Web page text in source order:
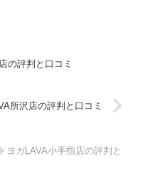
の評判と口コミ
所沢店の評判と口コミ
ヨガLAVA小手指店の評判と